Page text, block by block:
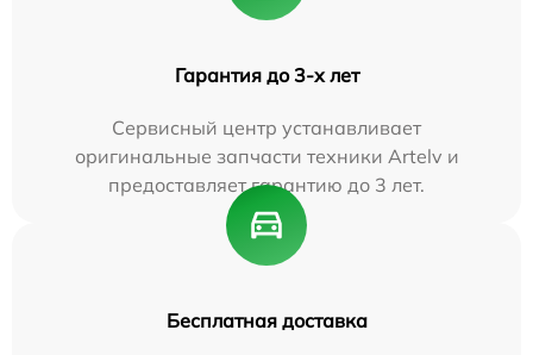
Гарантия до 3-х лет
Сервисный центр устанавливает
оригинальные запчасти техники Artelv и
предоставляет гарантию до 3 лет.
Бесплатная доставка